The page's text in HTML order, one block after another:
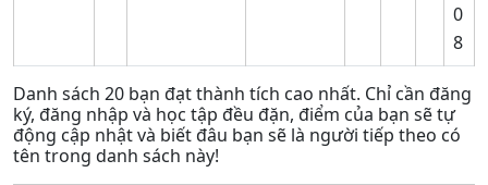
0
8
Danh sách 20 bạn đạt thành tích cao nhất. Chỉ cần đăng
ký, đăng nhập và học tập đều đặn, điểm của bạn sẽ tự
động cập nhật và biết đâu bạn sẽ là người tiếp theo có
tên trong danh sách này!